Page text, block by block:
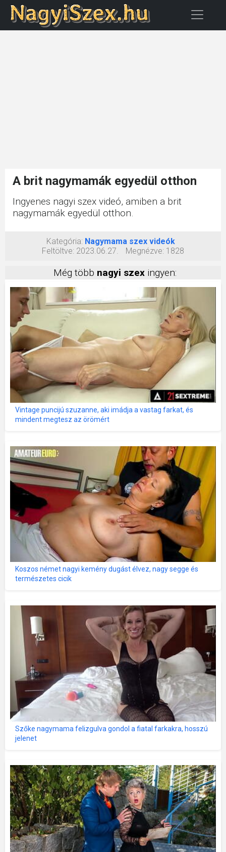
A brit nagymamák egyedül otthon
Ingyenes nagyi szex videó, amiben a brit
nagymamák egyedül otthon.
Kategória: Nagymama szex videók
Feltöltve: 2023.06.27. Megnézve: 1828
Még több nagyi szex ingyen:
Vintage puncijú szuzanne, aki imádja a vastag farkat, és
mindent megtesz az örömért
Koszos német nagyi kemény dugást élvez, nagy segge és
természetes cicik
Szőke nagymama felizgulva gondol a fiatal farkakra, hosszú
jelenet